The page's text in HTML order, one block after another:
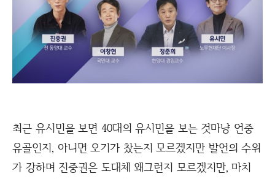
최근 유시민을 보면 40대의 유시민을 보는 것마냥 언중
유골인지, 아니면 오기가 찼는지 모르겠지만 발언의 수위
가 강하며 진중권은 도대체 왜그런지 모르겠지만, 마치